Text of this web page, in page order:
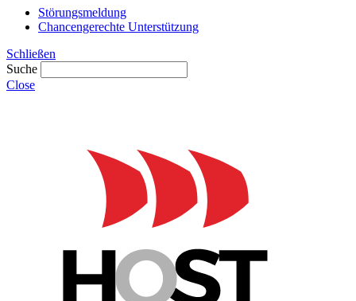
Störungsmeldung
Chancengerechte Unterstützung
Schließen
Suche
Close